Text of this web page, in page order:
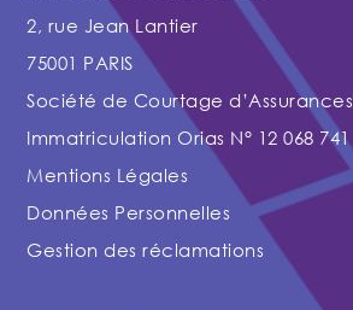
2, rue Jean Lantier
75001 PARIS
Société de Courtage d’Assurances
Immatriculation Orias N° 12 068 741
Mentions Légales
Données Personnelles
Gestion des réclamations